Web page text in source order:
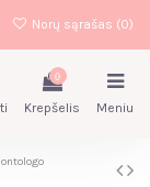
Norų sąrašas (0)
0
Krepšelis Meniu